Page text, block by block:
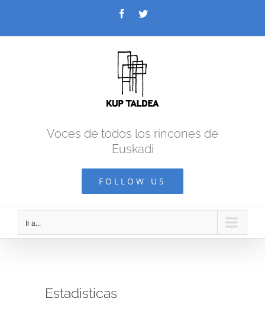
FacebookTwitter
Voces de todos los rincones de
Euskadi
FOLLOW US
Ir a...
Estadisticas